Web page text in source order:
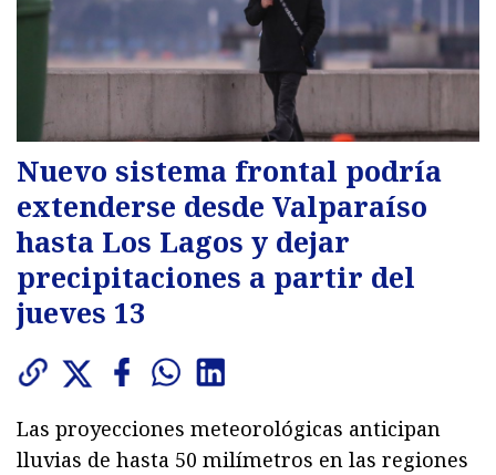
Nuevo sistema frontal podría
extenderse desde Valparaíso
hasta Los Lagos y dejar
precipitaciones a partir del
jueves 13
Las proyecciones meteorológicas anticipan
lluvias de hasta 50 milímetros en las regiones